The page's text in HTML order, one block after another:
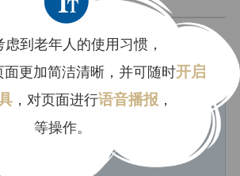
虑到老年人的使用习惯，
更加简洁清晰，并可随时开启
，对页面进行语音播报 ，
等操作。
通辽市自然资源局党
组书记、局长、市自
然资源总督察。